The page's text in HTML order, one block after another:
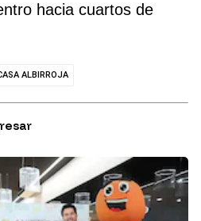
hacia cuartos de
ALBIRROJA